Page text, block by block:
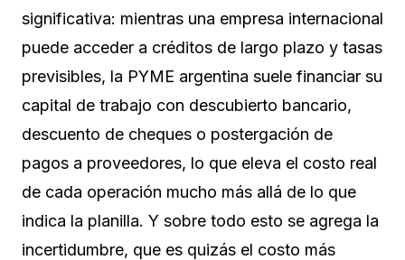
significativa: mientras una empresa internacional
puede acceder a créditos de largo plazo y tasas
previsibles, la PYME argentina suele financiar su
capital de trabajo con descubierto bancario,
descuento de cheques o postergación de
pagos a proveedores, lo que eleva el costo real
de cada operación mucho más allá de lo que
indica la planilla. Y sobre todo esto se agrega la
incertidumbre, que es quizás el costo más